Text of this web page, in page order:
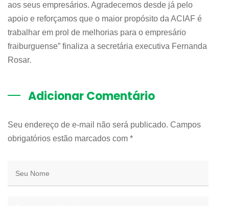
aos seus empresários. Agradecemos desde já pelo
apoio e reforçamos que o maior propósito da ACIAF é
trabalhar em prol de melhorias para o empresário
fraiburguense” finaliza a secretária executiva Fernanda
Rosar.
Adicionar Comentário
Seu endereço de e-mail não será publicado. Campos
obrigatórios estão marcados com *